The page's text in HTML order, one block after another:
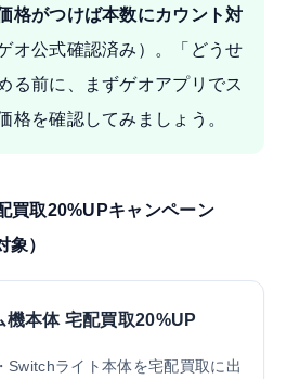
格がつけば本数にカウント対
オ公式確認済み）。「どうせ
る前に、まずゲオアプリでス
格を確認してみましょう。
買取20%UPキャンペーン
象）
機本体 宅配買取20%UP
Switchライト本体を宅配買取に出